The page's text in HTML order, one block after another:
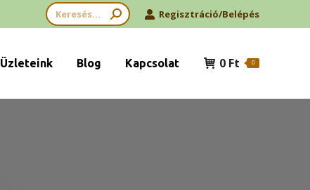
Search: Regisztráció/Belépés
Üzleteink Blog Kapcsolat 0 Ft 0